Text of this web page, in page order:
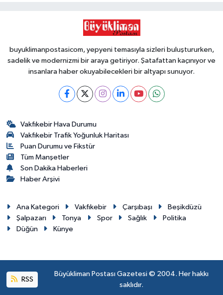
buyuklimanpostasicom, yepyeni temasıyla sizleri buluştururken,
sadelik ve modernizmi bir araya getiriyor. Şatafattan kaçınıyor ve
insanlara haber okuyabilecekleri bir altyapı sunuyor.
Vakfıkebir Hava Durumu
Vakfıkebir Trafik Yoğunluk Haritası
Puan Durumu ve Fikstür
Tüm Manşetler
Son Dakika Haberleri
Haber Arşivi
Ana Kategori Vakfıkebir Çarşıbaşı
Beşikdüzü
Şalpazarı
Tonya Spor Sağlık
Politika
Düğün
Künye
RSS
Büyükliman Postası Gazetesi © 2004. Her hakkı
saklıdır.